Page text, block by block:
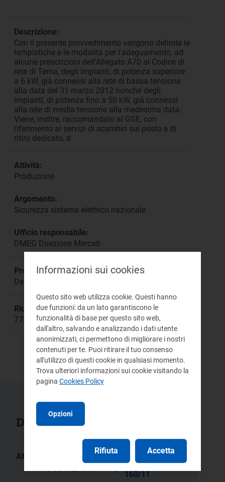
Descrizione:
Con il presente provvedimento vengono definite le
tempistiche e le modalità per l'adeguamento, ad
alcune prescrizioni dell'Allegato A70 al Codice di
rete di Terna, degli impianti, di potenza superiore
a 6 kW, già connessi alla rete di bassa tensione
alla data del 31 marzo 2012 nonché degli
impianti, di potenza fino a 50 kW, già connessi
alla rete di media tensione alla medesima data.
Viene, inoltre, raccomandato al GSE, con
riferimento ai servizi di scambio sul posto e di
ritiro dedicato, d
Attività:
Produzione
Argomento:
Sicurezza sistema elettrico nazionale
Ufficio responsabile:
DMEG Direzione Mercati
Procedimento:
Deliberazione ARG/elt 160/11
Riunione:
772
Documenti collegati
Atti:
84/2012/R/eel
ARG/elt
160/11
Informazioni sui cookies
Questo sito web utilizza cookie. Questi hanno
due funzioni: da un lato garantiscono le
funzionalità di base per questo sito web,
dall'altro, salvando e analizzando i dati utente
anonimizzati, ci permettono di migliorare i nostri
contenuti per te. Puoi ritirare il tuo consenso
all'utilizzo di questi cookie in qualsiasi momento.
Trova ulteriori informazioni sui cookie visitando la
pagina Cookies Policy
Opzioni
Rifiuta Accetta